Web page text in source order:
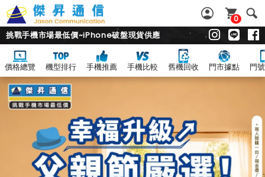
0
挑戰手機市場最低價~iPhone破盤現貨供應
價格總覽 機型排行 手機推薦 手機比較 舊機回收 門市據點 門